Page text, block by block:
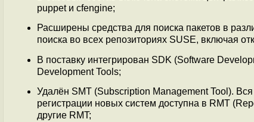
puppet и cfengine;
Расширены средства для поиска пакетов в
поиска во всех репозиториях SUSE, включая
В поставку интегрирован SDK (Software
Development Tools;
Удалён SMT (Subscription Management Tool).
регистрации новых систем доступна в RMT
другие RMT;